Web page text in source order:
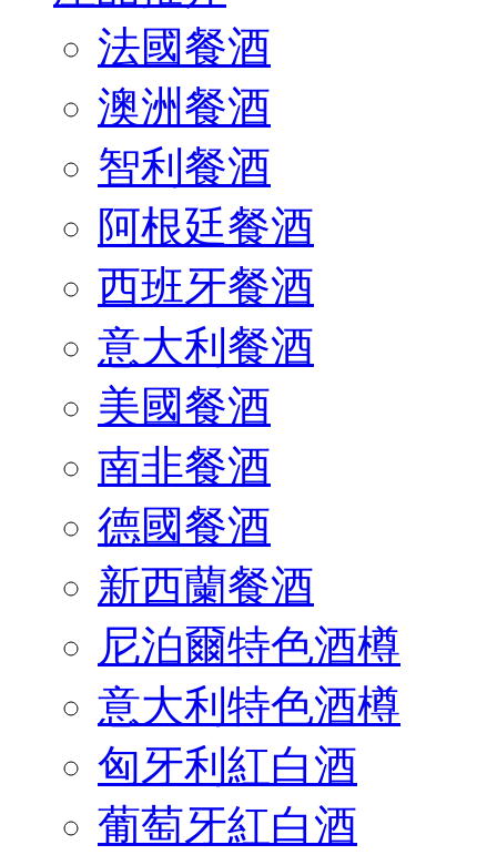
法國餐酒
澳洲餐酒
智利餐酒
阿根廷餐酒
西班牙餐酒
意大利餐酒
美國餐酒
南非餐酒
德國餐酒
新西蘭餐酒
尼泊爾特色酒樽
意大利特色酒樽
匈牙利紅白酒
葡萄牙紅白酒